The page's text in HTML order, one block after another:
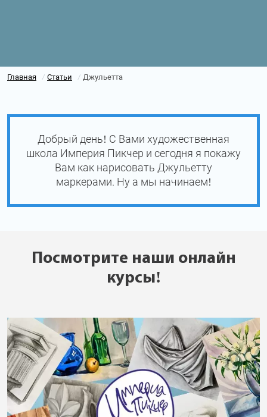
Главная / Статьи / Джульетта
Добрый день! С Вами художественная
школа Империя Пикчер и сегодня я покажу
Вам как нарисовать Джульетту
маркерами. Ну а мы начинаем!
Посмотрите наши онлайн
курсы!